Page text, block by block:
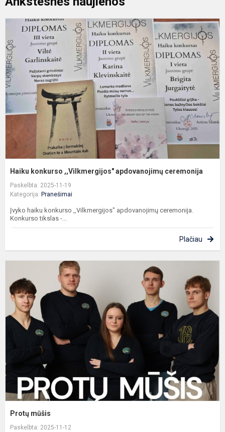
Haiku konkurso ,,Vilkmergijos" apdovanojimų ceremonija
Paskelbta: 2025-11-19
Kategorija: Pranešimai
Įvyko haiku konkurso ,,Vilkmergijos" apdovanojimų ceremonija.
Konkurso tikslas -...
Plačiau
Protų mūšis
Paskelbta: 2025-11-12